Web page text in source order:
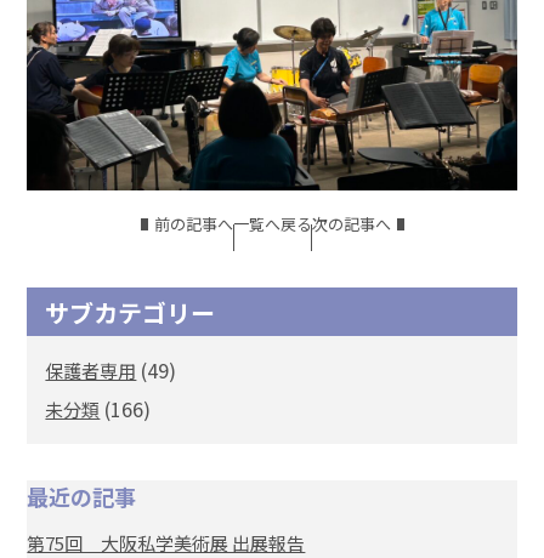
前の記事へ一覧へ戻る次の記事へ
サブカテゴリー
保護者専用 (49)
未分類 (166)
最近の記事
第75回 大阪私学美術展 出展報告